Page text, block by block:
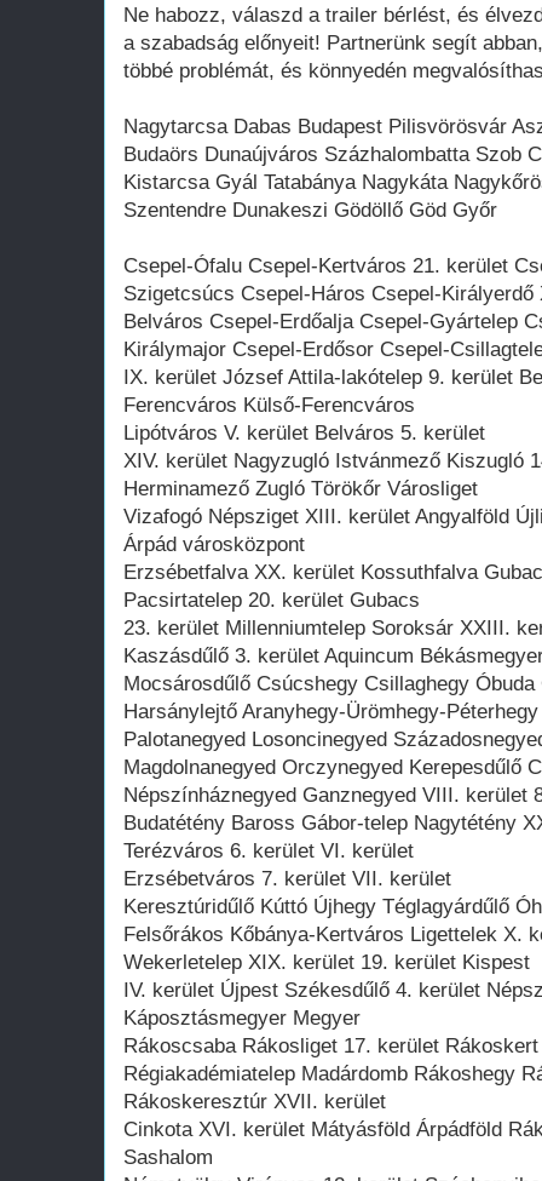
Ne habozz, válaszd a trailer bérlést, és
a szabadság előnyeit! Partnerünk segít
többé problémát, és könnyedén
Nagytarcsa Dabas Budapest Pilisvörösvár
Budaörs Dunaújváros Százhalombatta Szob
Kistarcsa Gyál Tatabánya Nagykáta
Szentendre Dunakeszi Gödöllő Göd Győr
Csepel-Ófalu Csepel-Kertváros 21. kerület
Szigetcsúcs Csepel-Háros Csepel-
Belváros Csepel-Erdőalja Csepel-Gyártelep
Királymajor Csepel-Erdősor Csepel-
IX. kerület József Attila-lakótelep 9. kerület
Ferencváros Külső-Ferencváros
Lipótváros V. kerület Belváros 5. kerület
XIV. kerület Nagyzugló Istvánmező Kiszugló
Herminamező Zugló Törökőr Városliget
Vizafogó Népsziget XIII. kerület Angyalföld
Árpád városközpont
Erzsébetfalva XX. kerület Kossuthfalva
Pacsirtatelep 20. kerület Gubacs
23. kerület Millenniumtelep Soroksár XXIII.
Kaszásdűlő 3. kerület Aquincum
Mocsárosdűlő Csúcshegy Csillaghegy
Harsánylejtő Aranyhegy-Ürömhegy-
Palotanegyed Losoncinegyed
Magdolnanegyed Orczynegyed Kerepesdűlő
Népszínháznegyed Ganznegyed VIII. kerület
Budatétény Baross Gábor-telep Nagytétény
Terézváros 6. kerület VI. kerület
Erzsébetváros 7. kerület VII. kerület
Keresztúridűlő Kúttó Újhegy Téglagyárdűlő
Felsőrákos Kőbánya-Kertváros Ligettelek X.
Wekerletelep XIX. kerület 19. kerület Kispest
IV. kerület Újpest Székesdűlő 4. kerület
Káposztásmegyer Megyer
Rákoscsaba Rákosliget 17. kerület
Régiakadémiatelep Madárdomb Rákoshegy
Rákoskeresztúr XVII. kerület
Cinkota XVI. kerület Mátyásföld Árpádföld
Sashalom